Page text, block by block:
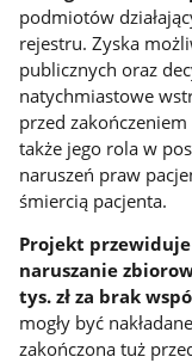
podmiotów
rejestru. Zyska
publicznych oraz
natychmiastowe
przed
także jego rola w
naruszeń praw
śmiercią pacjenta.
Projekt przewiduje
naruszanie
tys. zł za brak
mogły być
zakończona tuż